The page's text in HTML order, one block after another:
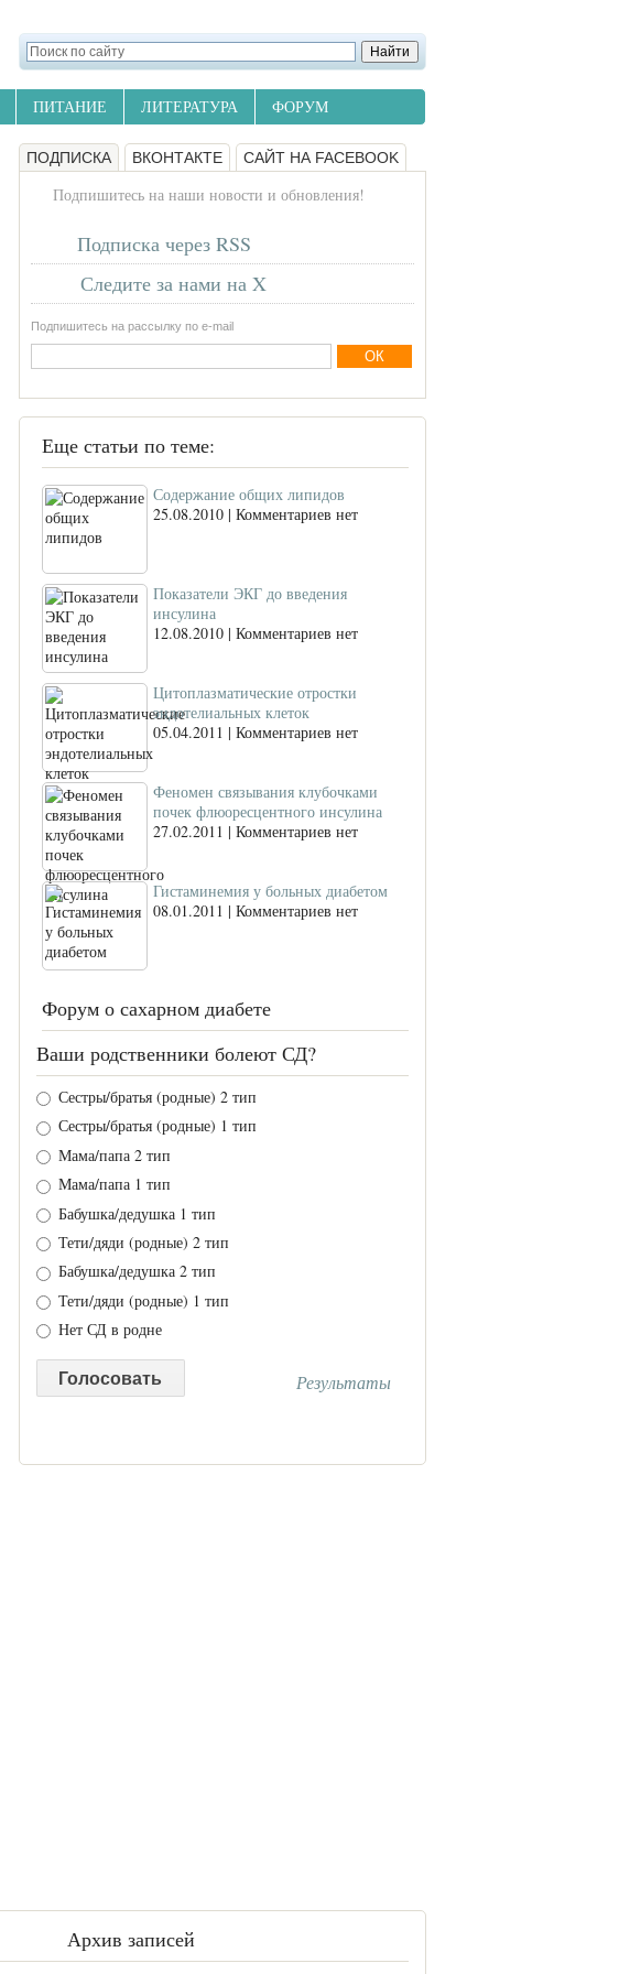
ПИТАНИЕ ЛИТЕРАТУРА ФОРУМ
ПОДПИСКА ВКОНТАКТЕ САЙТ НА FACEBOOK
Подпишитесь на наши новости и обновления!
Подписка через RSS
Следите за нами на X
Подпишитесь на рассылку по e-mail
Еще статьи по теме:
Содержание общих липидов
25.08.2010 | Комментариев нет
Показатели ЭКГ до введения
инсулина
12.08.2010 | Комментариев нет
Цитоплазматические отростки
эндотелиальных клеток
05.04.2011 | Комментариев нет
Феномен связывания клубочками
почек флюоресцентного инсулина
27.02.2011 | Комментариев нет
Гистаминемия у больных диабетом
08.01.2011 | Комментариев нет
Форум о сахарном диабете
Ваши родственники болеют СД?
Сестры/братья (родные) 2 тип
Сестры/братья (родные) 1 тип
Мама/папа 2 тип
Мама/папа 1 тип
Бабушка/дедушка 1 тип
Тети/дяди (родные) 2 тип
Бабушка/дедушка 2 тип
Тети/дяди (родные) 1 тип
Нет СД в родне
Результаты
Архив записей